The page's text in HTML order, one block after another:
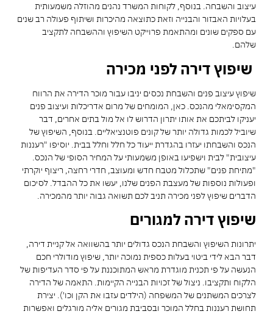
עיצוב והשבחה. בנוסף, לקוחות המשרד נהנים מהוזלה משמעותית
בעלויות האבזור והבנייה וזאת כתוצאה מהיכרות ושיתוף פעולה רב שנים
עם ספקים שונים ומהתאמת פרוייקט השיפוץ וההשבחה לתקציב
שלהם.
שיפוץ דירה לפני מכירה
שיפוץ עיצוב פנים והשבחת נכסים יניבו עבור מוכר הדירה את הרווח
המקסימאלי מהנכס. כאן, המומחים של מרום אדריכלות ועיצוב פנים
יעניקו לביתכם את אותו יתרון הדרוש לו אל מול בתים אחרים, דבר
שיוביל לכמות גדולה יותר של קונים פוטנציאליים. בנוסף, השיפוץ של
הנכס והשבחתו יעזרו בהגדרת ייעוד כל חלל וחלל בבית. יוסיפו "רעננות
עיצובית" לבית וישפיעו באופן משמעותי על המחיר הסופי של הנכס.
"מתיחת פנים" שתכלול מטבח חדש ומעוצב, חדרי רחצה, ריצוף יוקרתי
ופעולות נוספות של מעצבת הפנים שלנו, יעשו את כל ההבדל. לסיכום
הדברים שיפוץ לפני מכירה תניב לכם תשואה גבוה יותר מהמכירה.
שיפוץ דירה למגורים
יתרונות השיפוץ והשבחת הנכס גדולים יותר בהשוואה אל קניית דירה,
דבר הבא לידי ביטוי בעלות כספית נמוכה יותר, שיפוץ מודולרי חכם
הנעשה על פי תכנית מוגדרת מראש המתוכננת על פי סדר העדיפות של
הלקוח ותקציבו. ניצול של זכויות הבנייה הקיימות. התאמה של הדירה
לצרכים המשתנים של המשפחה (הילדים עזבו את הקן וכו'). יצירת
תחושת רעננות בחלל המוכר ובסביבת מגורים אליה מורגלים ואפשרות